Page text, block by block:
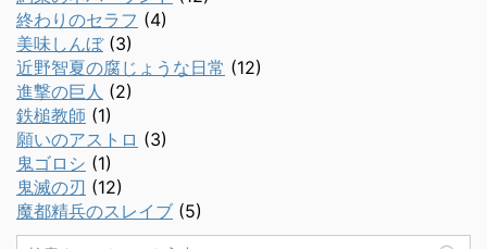
終わりのセラフ (4)
美味しんぼ(3)
近野智夏の腐じょうな日常 (12)
進撃の巨人 (2)
鉄槌教師 (1)
願いのアストロ (3)
鬼ゴロシ (1)
鬼滅の刃 (12)
魔都精兵のスレイブ (5)